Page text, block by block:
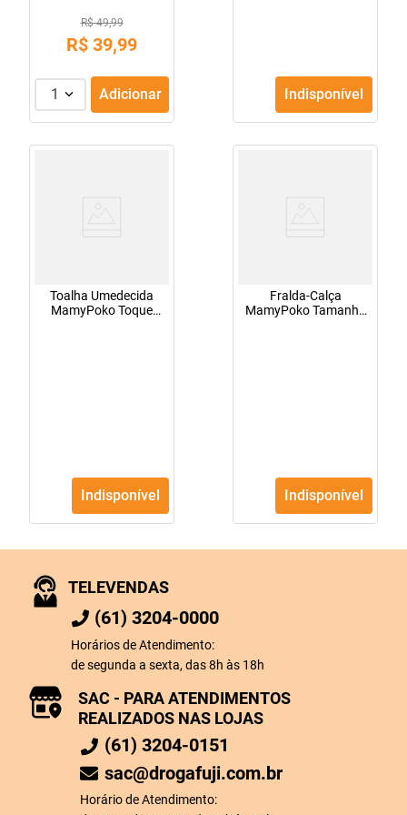
R$ 49,99
R$ 39,99
1 Adicionar Indisponível
Toalha Umedecida
MamyPoko Toque
Indisponível
Fralda-Calça
MamyPoko Tamanho
Indisponível
TELEVENDAS
(61) 3204-0000
Horários de Atendimento:
de segunda a sexta, das 8h às 18h
SAC - PARA ATENDIMENTOS
REALIZADOS NAS LOJAS
(61) 3204-0151
sac@drogafuji.com.br
Horário de Atendimento: